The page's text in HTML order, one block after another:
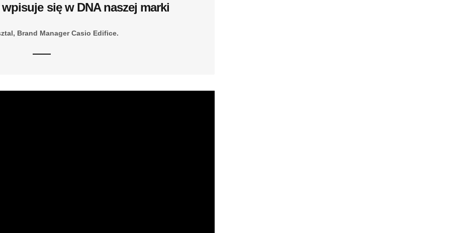
się w DNA naszej marki
Brand Manager Casio Edifice.